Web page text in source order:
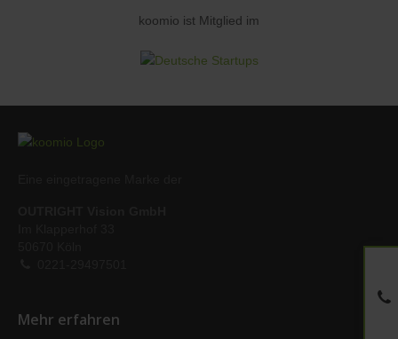
koomio ist Mitglied im
Mehr erfahren